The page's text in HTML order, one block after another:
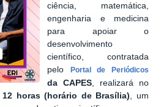
ciência, matemática,
engenharia e medicina
para apoiar o
desenvolvimento
científico, contratada
pelo
Portal de Periódicos
da CAPES , realizará no
horas (horário de Brasília) , um